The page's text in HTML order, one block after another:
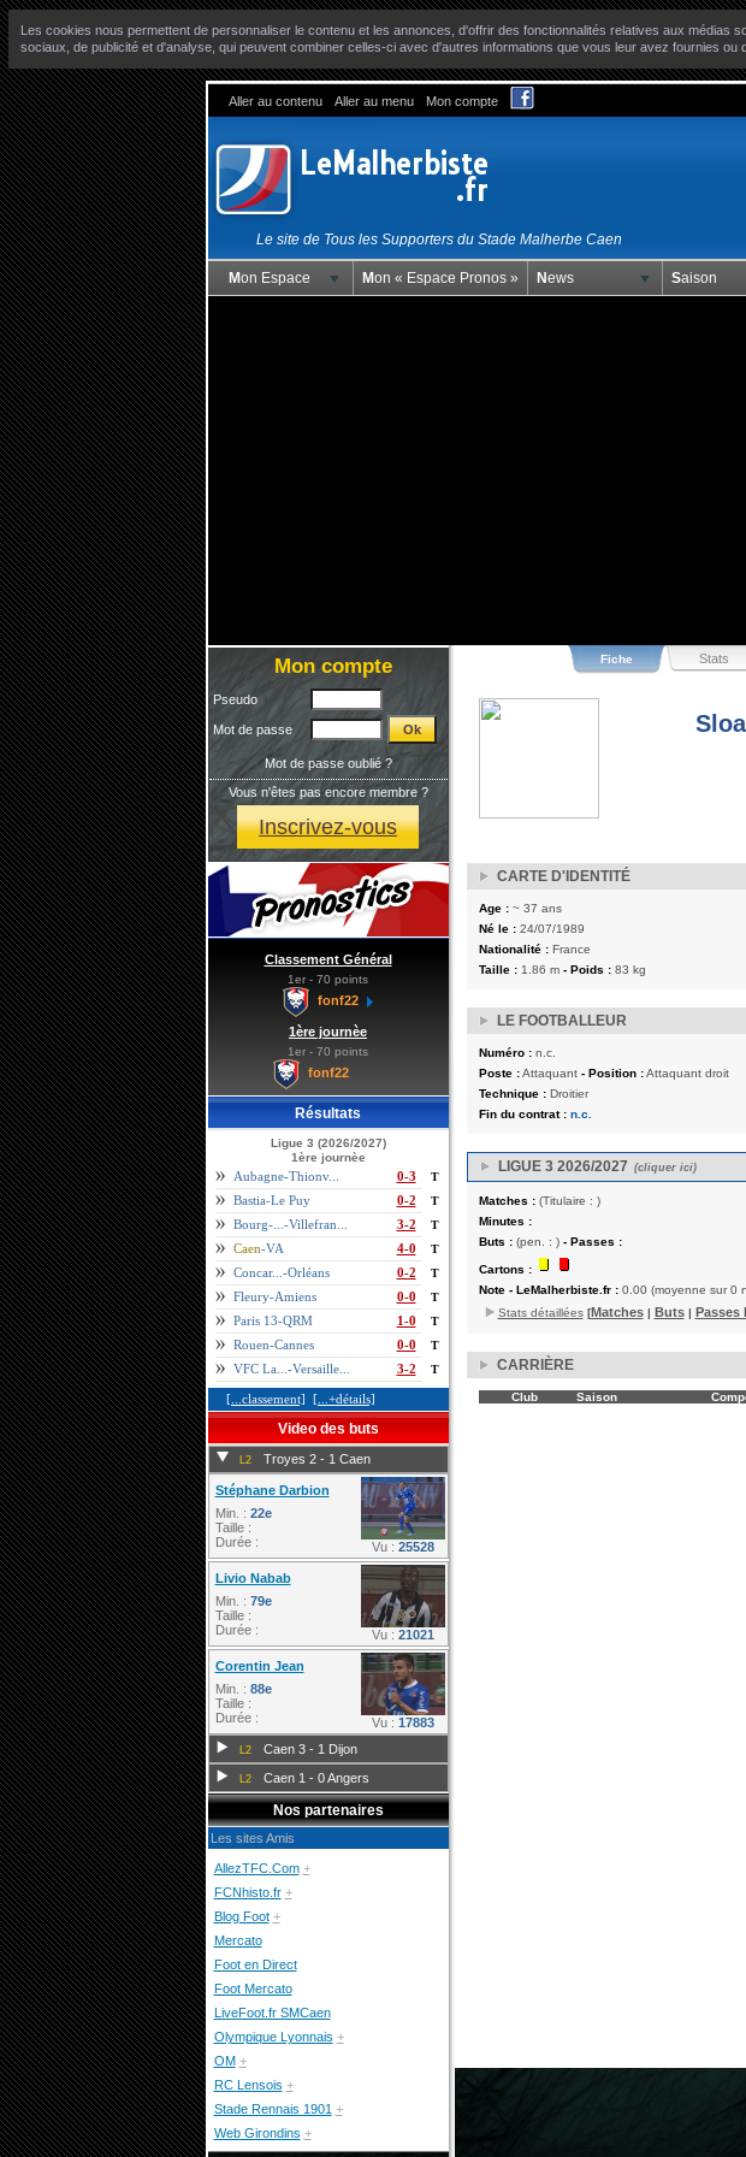
Les cookies nous permettent de personnaliser le contenu et les annonces, d'offrir des fonctionnalités relatives aux
sociaux, de publicité et d'analyse, qui peuvent combiner celles-ci avec d'autres informations que vous leur avez fournies ou
Aller au contenu Aller au menu Mon compte
Le site de Tous les Supporters du Stade Malherbe Caen
Mon Espace Mon « Espace Pronos » News Saison
Mon compte
Pseudo
Mot de passe
Mot de passe oublié ?
Vous n'êtes pas encore membre ?
Inscrivez-vous
Classement Général
1er - 70 points
fonf22
1ère journèe
1er - 70 points
fonf22
Résultats
Ligue 3 (2026/2027)
1ère journèe
Aubagne-Thionv... 0-3 T
Bastia-Le Puy 0-2 T
Bourg-...-Villefran... 3-2 T
Caen-VA 4-0 T
Concar...-Orléans 0-2 T
Fleury-Amiens 0-0 T
Paris 13-QRM 1-0 T
Rouen-Cannes 0-0 T
VFC La...-Versaille... 3-2 T
[...classement] [...+détails]
Video des buts
L2 Troyes 2 - 1 Caen
Stéphane Darbion
Min. : 22e
Taille :
Durée :
Vu : 25528
Livio Nabab
Min. : 79e
Taille :
Durée :
Vu : 21021
Corentin Jean
Min. : 88e
Taille :
Durée :
Vu : 17883
L2 Caen 3 - 1 Dijon
L2 Caen 1 - 0 Angers
Nos partenaires
Les sites Amis
AllezTFC.Com +
FCNhisto.fr +
Blog Foot +
Mercato
Foot en Direct
Foot Mercato
LiveFoot.fr SMCaen
Olympique Lyonnais +
OM +
RC Lensois +
Stade Rennais 1901 +
Web Girondins +
Fiche Stats
CARTE D'IDENTITÉ
Age : ~ 37 ans
Né le : 24/07/1989
Nationalité : France
Taille : 1.86 m - Poids : 83 kg
LE FOOTBALLEUR
Numéro : n.c.
Poste : Attaquant - Position : Attaquant droit
Technique : Droitier
Fin du contrat : n.c.
LIGUE 3 2026/2027 (cliquer ici)
Matches : (Titulaire : )
Minutes :
Buts : (pen. : ) - Passes :
Cartons :
Note - LeMalherbiste.fr : 0.00 (moyenne sur 0
Stats détaillées [Matches| Buts| Passes
CARRIÈRE
Club Saison